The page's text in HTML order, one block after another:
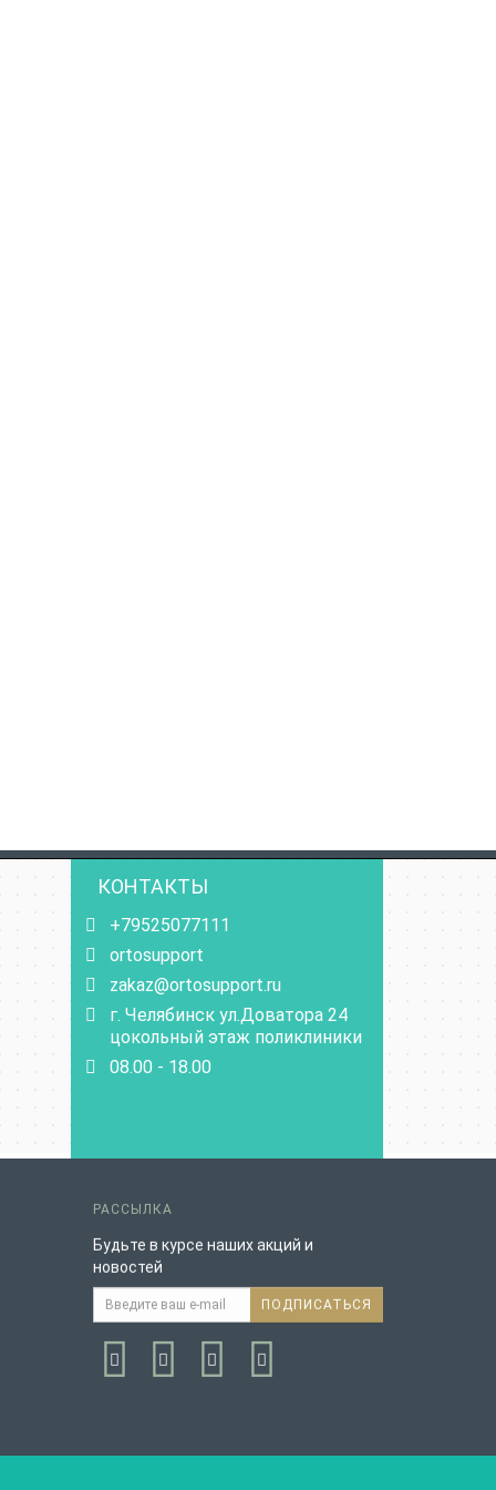
КОНТАКТЫ
+79525077111
ortosupport
zakaz@ortosupport.ru
г. Челябинск ул.Доватора 24
цокольный этаж поликлиники
08.00 - 18.00
РАССЫЛКА
Будьте в курсе наших акций и
новостей
ПОДПИСАТЬСЯ